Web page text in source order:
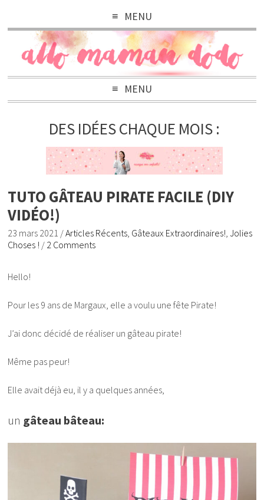
MENU
MENU
DES IDÉES CHAQUE MOIS :
TUTO GÂTEAU PIRATE FACILE (DIY
VIDÉO!)
23 mars 2021 /Articles Récents Gâteaux Extraordinaires! ,Jolies
Choses ! / 2 Comments
Hello!
Pour les 9 ans de Margaux, elle a voulu une fête Pirate!
J’ai donc décidé de réaliser un gâteau pirate!
Même pas peur!
Elle avait déjà eu, il y a quelques années,
un gâteau bâteau: